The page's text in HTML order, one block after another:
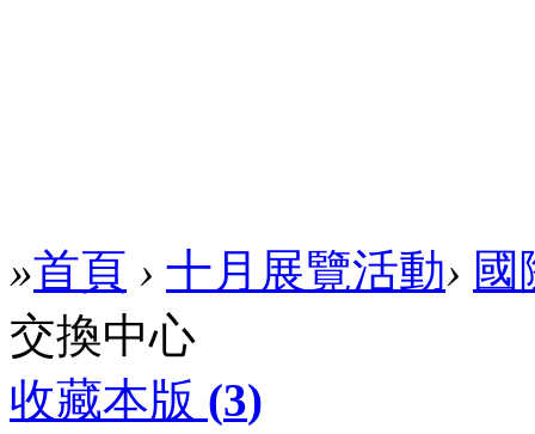
»首頁 › 十月展覽活動› 國
交換中心
收藏本版 (3)